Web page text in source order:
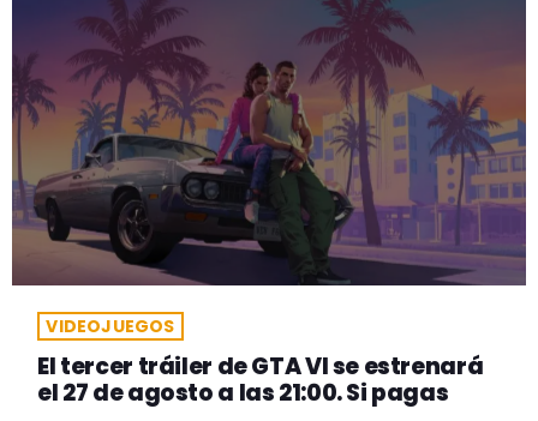
VIDEOJUEGOS
El tercer tráiler de GTA VI se estrenará
el 27 de agosto a las 21:00. Si pagas